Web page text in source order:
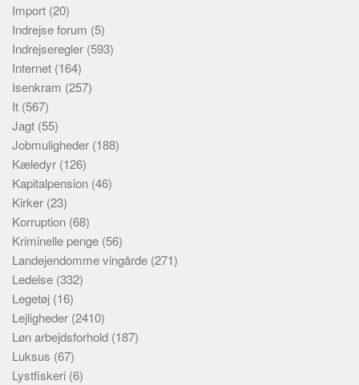
Import (20)
Indrejse forum (5)
Indrejseregler (593)
Internet (164)
Isenkram (257)
It (567)
Jagt (55)
Jobmuligheder (188)
Kæledyr (126)
Kapitalpension (46)
Kirker (23)
Korruption (68)
Kriminelle penge (56)
Landejendomme vingårde (271)
Ledelse (332)
Legetøj (16)
Lejligheder (2410)
Løn arbejdsforhold (187)
Luksus (67)
Lystfiskeri (6)